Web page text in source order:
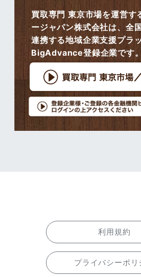
買取専門 東京市場を運営す
ージャパン株式会社は、全
連携する地域企業支援プラ
BigAdvance登録企業です。
利用規約
プライバシーポリ